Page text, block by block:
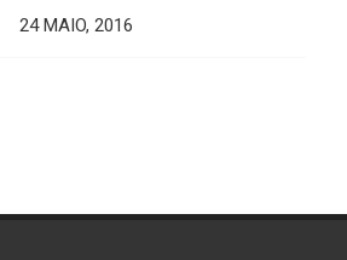
24 MAIO, 2016